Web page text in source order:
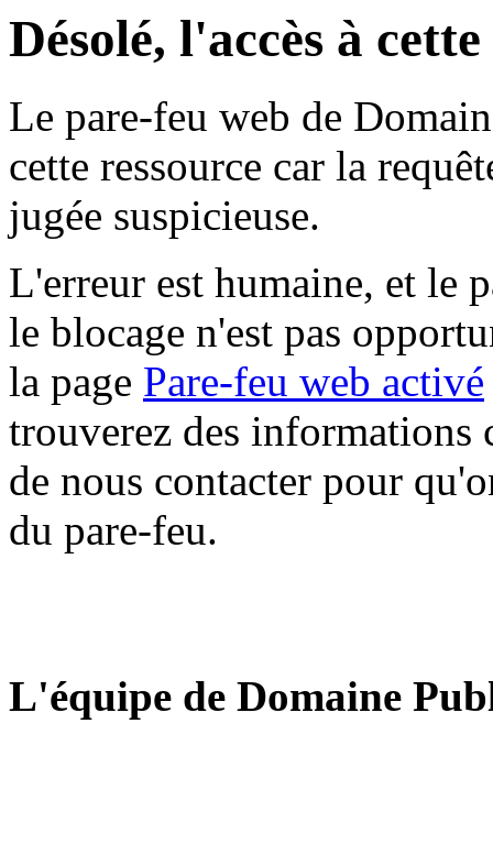
Désolé, l'accès à
Le pare-feu web de
cette ressource car la
jugée suspicieuse.
L'erreur est humaine, et le
le blocage n'est pas
la page Pare-feu web activé
trouverez des informations
de nous contacter pour
du pare-feu.
L'équipe de Domaine